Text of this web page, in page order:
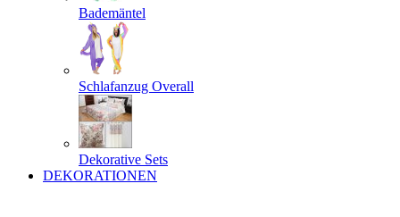
Bademäntel
Schlafanzug Overall
Dekorative Sets
DEKORATIONEN